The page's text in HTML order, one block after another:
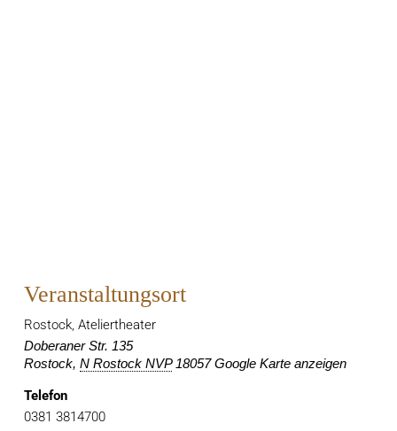
Veranstaltungsort
Rostock, Ateliertheater
Doberaner Str. 135
Rostock, N Rostock NVP 18057 Google Karte anzeigen
Telefon
0381 3814700